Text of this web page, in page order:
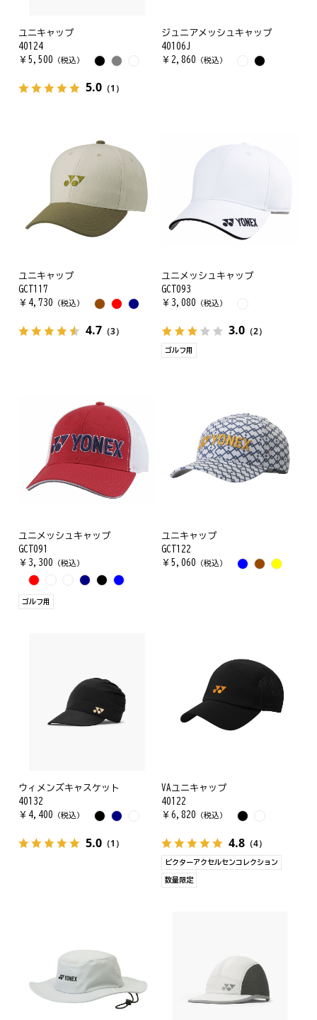
ユニキャップ
40124
￥ 5,500 （税込）
5.0 （1）
ジュニアメッシュキャップ
40106J
￥ 2,860 （税込）
ユニキャップ
GCT117
￥ 4,730 （税込）
4.7 （3）
ユニメッシュキャップ
GCT093
￥ 3,080 （税込）
3.0（2）
ゴルフ用
ユニメッシュキャップ
GCT091
￥ 3,300 （税込）
ゴルフ用
ユニキャップ
GCT122
￥ 5,060 （税込）
ウィメンズキャスケット
40132
￥ 4,400 （税込）
5.0 （1）
VAユニキャップ
40122
￥ 6,820 （税込）
4.8（4）
ビクターアクセルセンコレクション
数量限定